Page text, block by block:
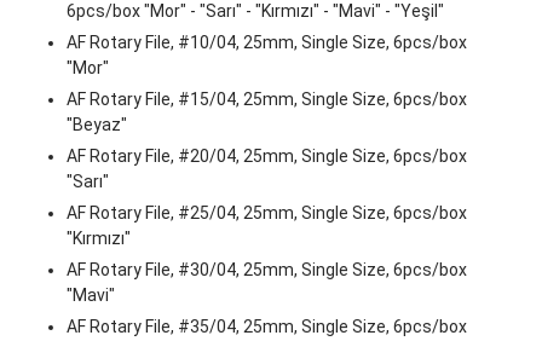
6pcs/box "Mor" - "Sarı" - "Kırmızı" - "Mavi" - "Yeşil"
AF Rotary File, #10/04, 25mm, Single Size, 6pcs/box
"Mor"
AF Rotary File, #15/04, 25mm, Single Size, 6pcs/box
"Beyaz"
AF Rotary File, #20/04, 25mm, Single Size, 6pcs/box
"Sarı"
AF Rotary File, #25/04, 25mm, Single Size, 6pcs/box
"Kırmızı"
AF Rotary File, #30/04, 25mm, Single Size, 6pcs/box
"Mavi"
AF Rotary File, #35/04, 25mm, Single Size, 6pcs/box